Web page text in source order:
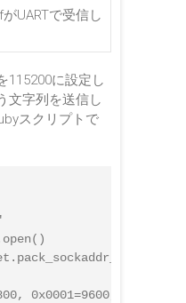
UARTで受信し
115200に設定し
文字列を送信し
スクリプトで
0x0001=9600,